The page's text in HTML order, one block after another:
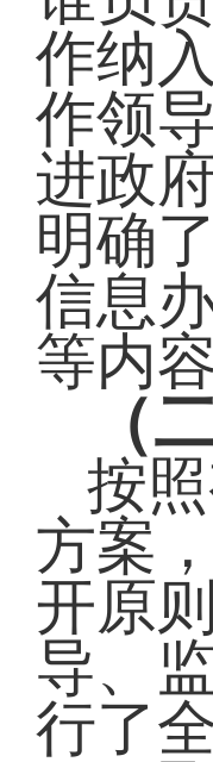
作纳
作领
进政
明确
信息
等内
（
按
方案
开原
导、
行了